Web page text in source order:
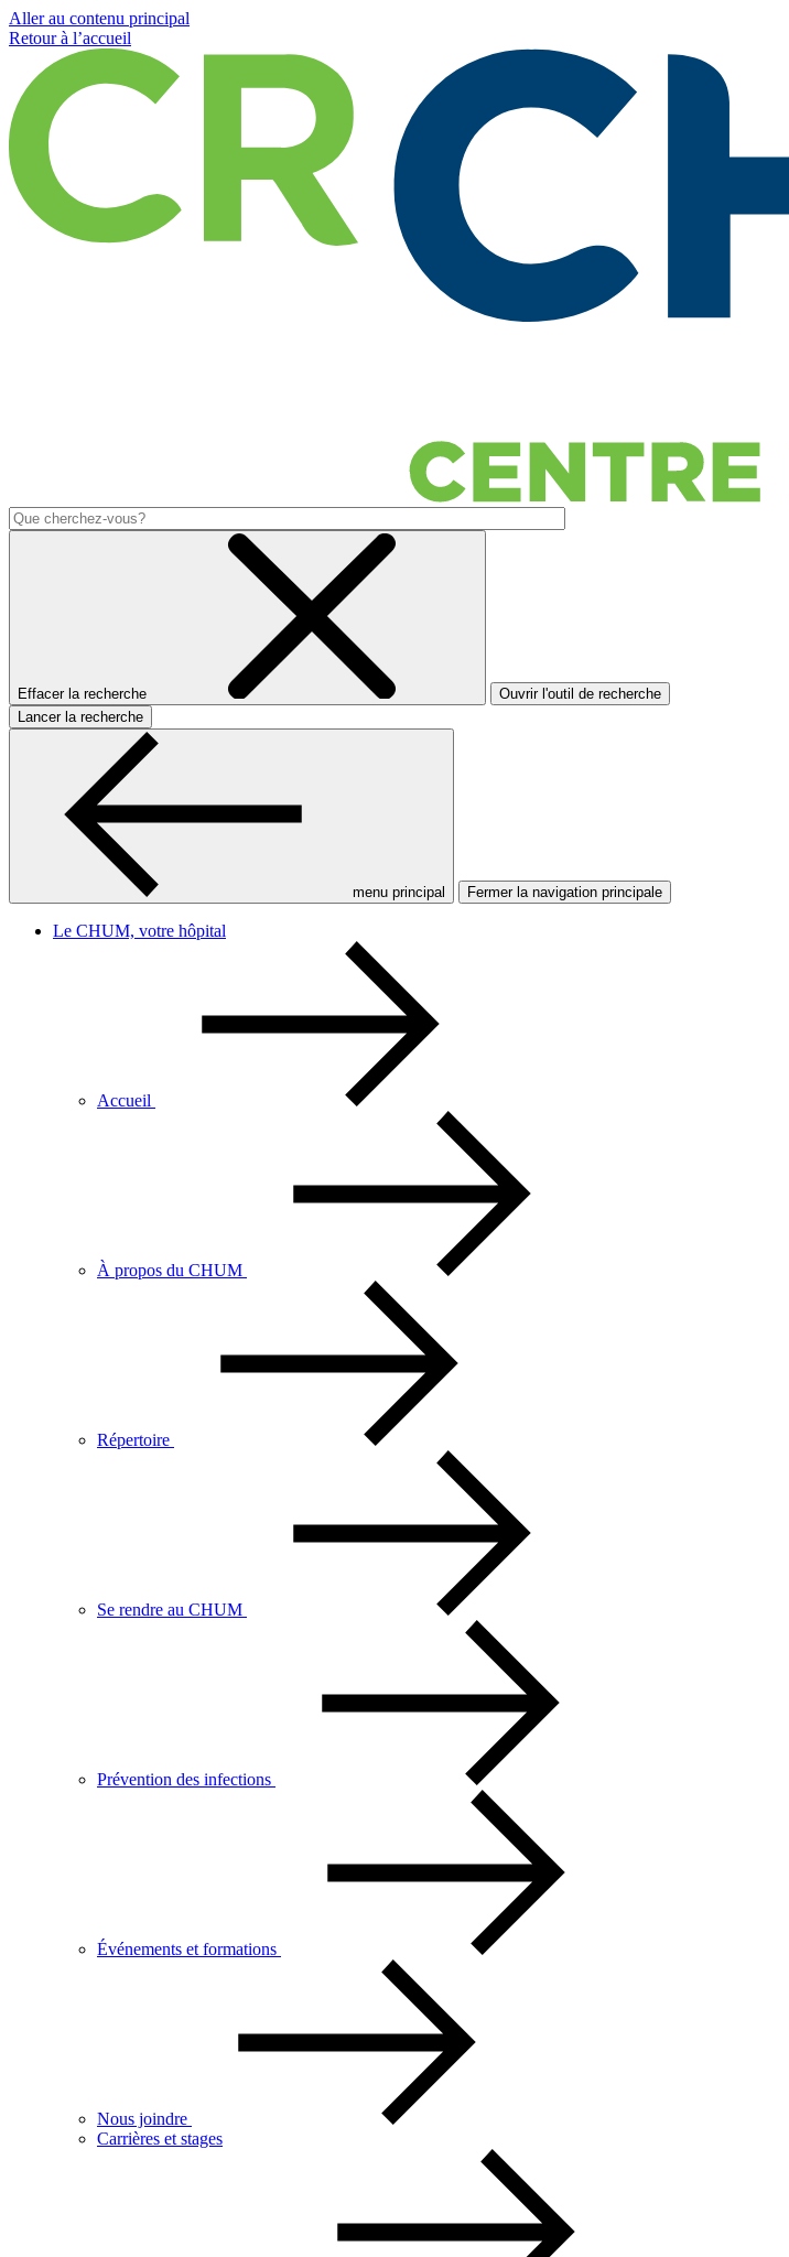
Aller au contenu principal
Retour à l’accueil
Effacer la recherche
Ouvrir l'outil de recherche
Lancer la recherche
menu principal Fermer la navigation principale
Le CHUM, votre hôpital
Accueil
À propos du CHUM
Répertoire
Se rendre au CHUM
Prévention des infections
Événements et formations
Nous joindre
Carrières et stages